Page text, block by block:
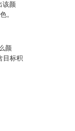
该颜
。
颜
目标积